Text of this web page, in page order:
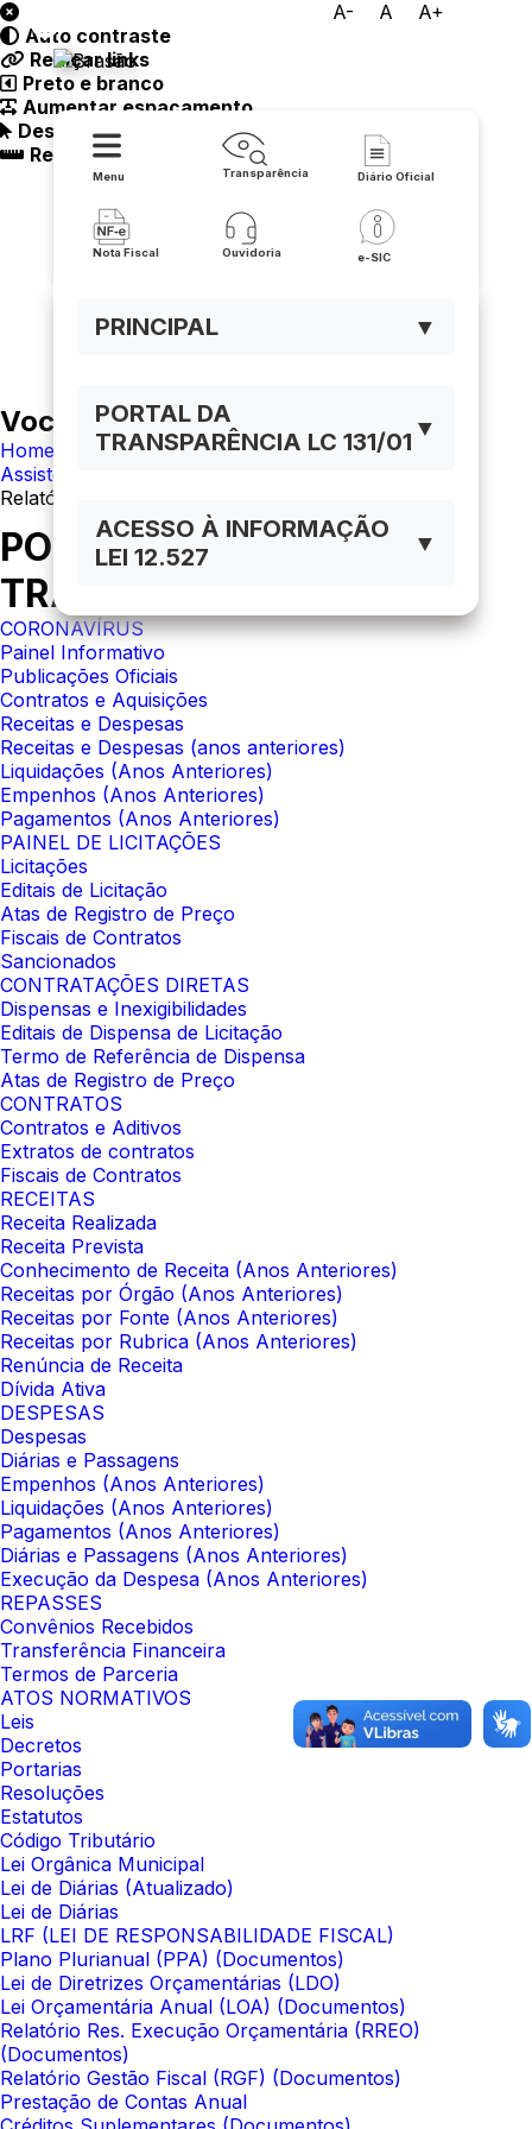
A- A A+
Menu Transparência Diário Oficial
Nota Fiscal Ouvidoria e-SIC
PRINCIPAL ▼
PORTAL DA
TRANSPARÊNCIA LC 131/01 ▼
ACESSO À INFORMAÇÃO
LEI 12.527
▼
Auto contraste
Realçar links
Preto e branco
Aumentar espaçamento
Destacando cursor
Regua guia
Você está navegando em:
Home
Assistência social
Relatórios Anuais da Assistência Social
PORTAL DA
TRANSPARÊNCIA
CORONAVÍRUS
Painel Informativo
Publicações Oficiais
Contratos e Aquisições
Receitas e Despesas
Receitas e Despesas (anos anteriores)
Liquidações (Anos Anteriores)
Empenhos (Anos Anteriores)
Pagamentos (Anos Anteriores)
PAINEL DE LICITAÇÕES
Licitações
Editais de Licitação
Atas de Registro de Preço
Fiscais de Contratos
Sancionados
CONTRATAÇÕES DIRETAS
Dispensas e Inexigibilidades
Editais de Dispensa de Licitação
Termo de Referência de Dispensa
Atas de Registro de Preço
CONTRATOS
Contratos e Aditivos
Extratos de contratos
Fiscais de Contratos
RECEITAS
Receita Realizada
Receita Prevista
Conhecimento de Receita (Anos Anteriores)
Receitas por Órgão (Anos Anteriores)
Receitas por Fonte (Anos Anteriores)
Receitas por Rubrica (Anos Anteriores)
Renúncia de Receita
Dívida Ativa
DESPESAS
Despesas
Diárias e Passagens
Empenhos (Anos Anteriores)
Liquidações (Anos Anteriores)
Pagamentos (Anos Anteriores)
Diárias e Passagens (Anos Anteriores)
Execução da Despesa (Anos Anteriores)
REPASSES
Convênios Recebidos
Transferência Financeira
Termos de Parceria
ATOS NORMATIVOS
Leis
Decretos
Portarias
Resoluções
Estatutos
Código Tributário
Lei Orgânica Municipal
Lei de Diárias (Atualizado)
Lei de Diárias
LRF (LEI DE RESPONSABILIDADE FISCAL)
Plano Plurianual (PPA) (Documentos)
Lei de Diretrizes Orçamentárias (LDO)
Lei Orçamentária Anual (LOA) (Documentos)
Relatório Res. Execução Orçamentária (RREO)
(Documentos)
Relatório Gestão Fiscal (RGF) (Documentos)
Prestação de Contas Anual